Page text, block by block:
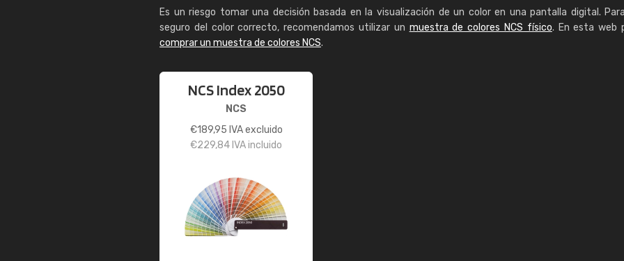
Es un riesgo tomar una decisión basada en la visualización de un color en una pantalla digital.
seguro del color correcto, recomendamos utilizar un muestra de colores NCS físico. En esta web
comprar un muestra de colores NCS.
NCS Index 2050
NCS
€189,95 IVA excluido
€229,84 IVA incluido